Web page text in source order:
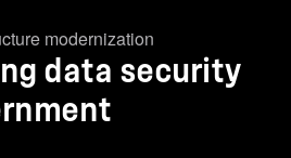
modernization
data security